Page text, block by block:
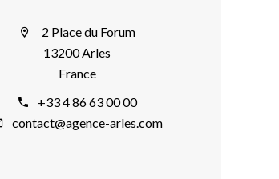
2 Place du Forum
13200 Arles
France
+33 4 86 63 00 00
contact@agence-arles.com